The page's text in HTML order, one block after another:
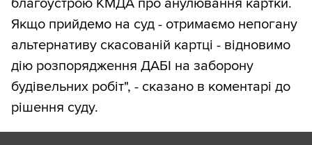
благоустрою КМДА про анулювання картки.
Якщо прийдемо на суд - отримаємо непогану
альтернативу скасованій картці - відновимо
дію розпорядження ДАБІ на заборону
будівельних робіт", - сказано в коментарі до
рішення суду.